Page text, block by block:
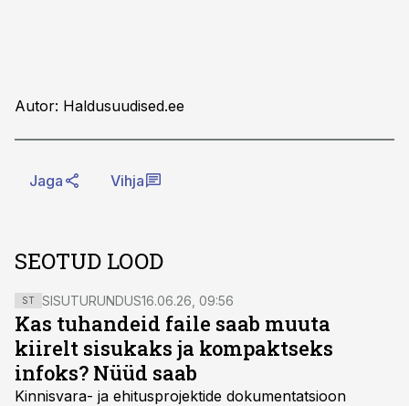
Autor: Haldusuudised.ee
Jaga Vihja
SEOTUD LOOD
ST SISUTURUNDUS16.06.26, 09:56
Kas tuhandeid faile saab muuta
kiirelt sisukaks ja kompaktseks
infoks? Nüüd saab
Kinnisvara- ja ehitusprojektide dokumentatsioon